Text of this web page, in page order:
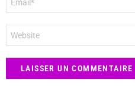
mail
*
web